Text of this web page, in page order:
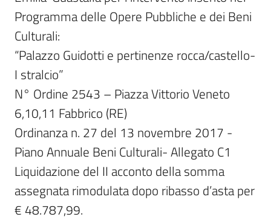
Programma delle Opere Pubbliche e dei Beni
Culturali:
“Palazzo Guidotti e pertinenze rocca/castello-
I stralcio”
N° Ordine 2543 – Piazza Vittorio Veneto
6,10,11 Fabbrico (RE)
Ordinanza n. 27 del 13 novembre 2017 -
Piano Annuale Beni Culturali- Allegato C1
Liquidazione del II acconto della somma
assegnata rimodulata dopo ribasso d’asta per
€ 48.787,99.